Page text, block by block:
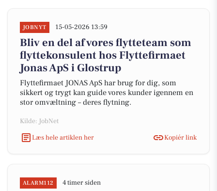
JOBNYT 15-05-2026 13:59
Bliv en del af vores flytteteam som
flyttekonsulent hos Flyttefirmaet
Jonas ApS i Glostrup
Flyttefirmaet JONAS ApS har brug for dig, som
sikkert og trygt kan guide vores kunder igennem en
stor omvæltning – deres flytning.
Kilde: JobNet
Læs hele artiklen her
Kopiér link
ALARM112 4 timer siden